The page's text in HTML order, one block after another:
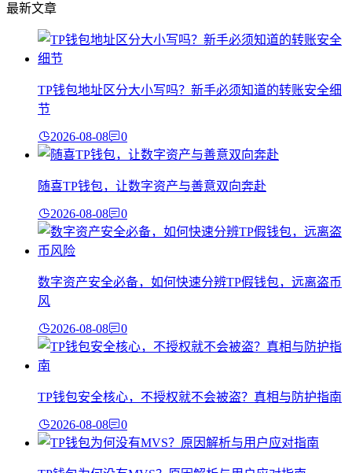
最新文章
TP钱包地址区分大小写吗？新手必须知道的转账安全细
节
2026-08-08 0
随喜TP钱包，让数字资产与善意双向奔赴
2026-08-08 0
数字资产安全必备，如何快速分辨TP假钱包，远离盗币
风
2026-08-08 0
TP钱包安全核心，不授权就不会被盗？真相与防护指南
2026-08-08 0